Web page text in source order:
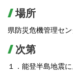
場所
県防災危機管理セ
次第
１．能登半島地震